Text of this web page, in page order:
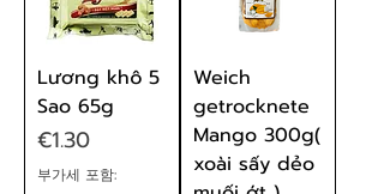
Lương khô 5
Sao 65g
가격
€1.30
부가세 포함:
Weich
getrocknete
Mango 300g(
xoài sấy dẻo